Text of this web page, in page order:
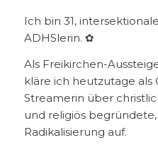
Ich bin 31,
ADHSlerin. ✿
Als Freikirchen-
kläre ich heutzutage als
Streamerin über
und religiös
Radikalisierung auf.